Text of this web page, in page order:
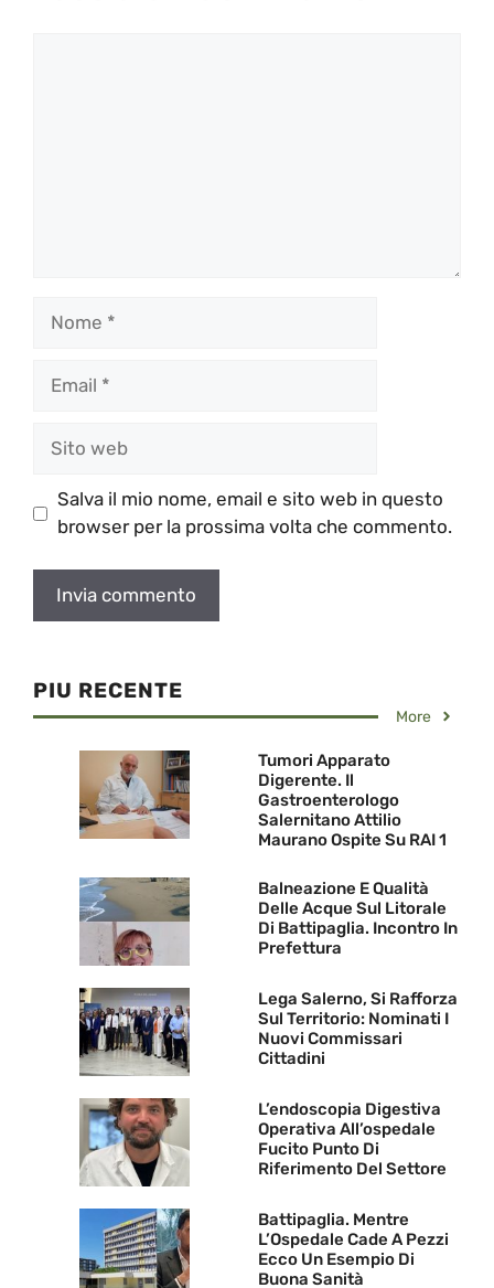
Salva il mio nome, email e sito web in questo
browser per la prossima volta che commento.
PIU RECENTE
More
Tumori Apparato
Digerente. Il
Gastroenterologo
Salernitano Attilio
Maurano Ospite Su RAI 1
Balneazione E Qualità
Delle Acque Sul Litorale
Di Battipaglia. Incontro In
Prefettura
Lega Salerno, Si Rafforza
Sul Territorio: Nominati I
Nuovi Commissari
Cittadini
L’endoscopia Digestiva
Operativa All’ospedale
Fucito Punto Di
Riferimento Del Settore
Battipaglia. Mentre
L’Ospedale Cade A Pezzi
Ecco Un Esempio Di
Buona Sanità